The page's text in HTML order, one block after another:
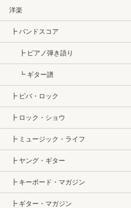
洋楽
┣ バンドスコア
┣ ピアノ弾き語り
┗ ギター譜
┣ ビバ・ロック
┣ ロック・ショウ
┣ ミュージック・ライフ
┣ ヤング・ギター
┣ キーボード・マガジン
┣ ギター・マガジン